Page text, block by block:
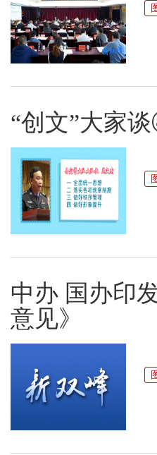
“创文”大家
中办 国办印
意见》